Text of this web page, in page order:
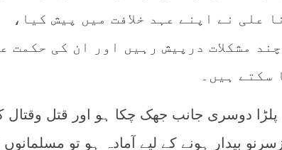
علی نے اپنے عہد خلافت میں پیش کیا،
مشکلات درپیش رہیں اور ان کی حکمت
سکتے ہیں۔
دوسری جانب جھک چکا ہو اور قتل وقتال
بیدار ہونے کے لیے آمادہ ہو تو